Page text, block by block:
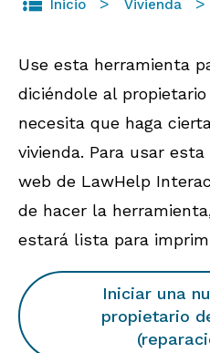
Inicio Vivienda
Use esta herramienta
diciéndole al
necesita que haga
vivienda. Para usar
web de LawHelp
de hacer la
estará lista para
Iniciar una
propietario